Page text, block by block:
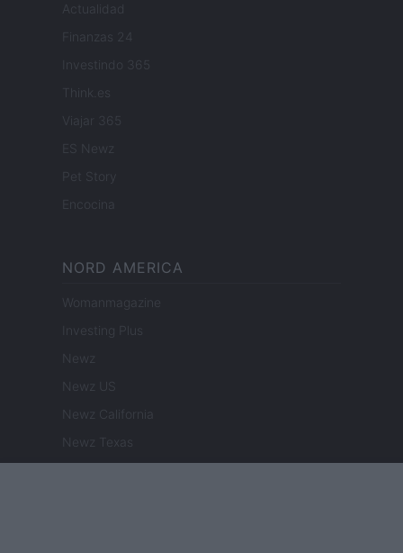
Actualidad
Finanzas 24
Investindo 365
Think.es
Viajar 365
ES Newz
Pet Story
Encocina
NORD AMERICA
Womanmagazine
Investing Plus
Newz
Newz US
Newz California
Newz Texas